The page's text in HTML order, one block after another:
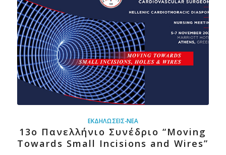
ΕΚΔΗΛΏΣΕΙΣ-ΝΈΑ
13ο Πανελλήνιο Συνέδριο “Moving
Towards Small Incisions and Wires”